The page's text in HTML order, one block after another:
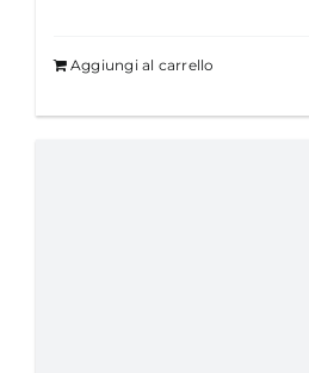
Aggiungi al carrello